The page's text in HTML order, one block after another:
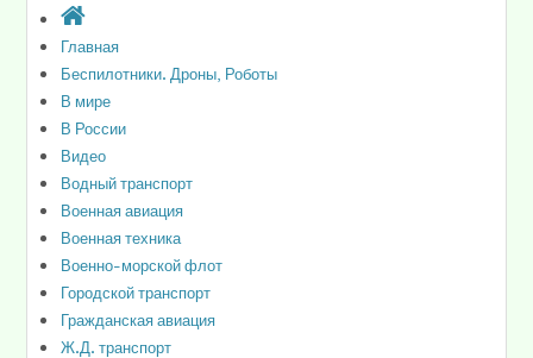
Главная
Беспилотники. Дроны, Роботы
В мире
В России
Видео
Водный транспорт
Военная авиация
Военная техника
Военно-морской флот
Городской транспорт
Гражданская авиация
Ж.Д. транспорт